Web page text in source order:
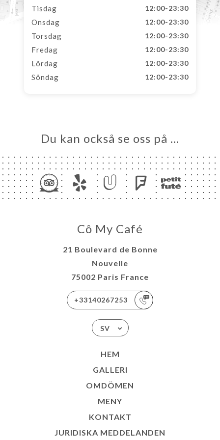
Tisdag 12:00-23:30
Onsdag 12:00-23:30
Torsdag 12:00-23:30
Fredag 12:00-23:30
Lördag 12:00-23:30
Söndag 12:00-23:30
Du kan också se oss på …
Cô My Café
21 Boulevard de Bonne
Nouvelle
75002 Paris France
+33140267253
SV
HEM
GALLERI
OMDÖMEN
MENY
KONTAKT
JURIDISKA MEDDELANDEN